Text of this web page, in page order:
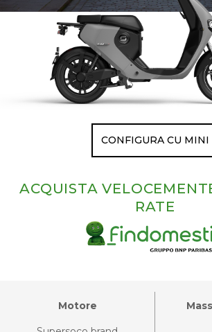
CONFIGURA CU MINI
ACQUISTA
RATE
Motore